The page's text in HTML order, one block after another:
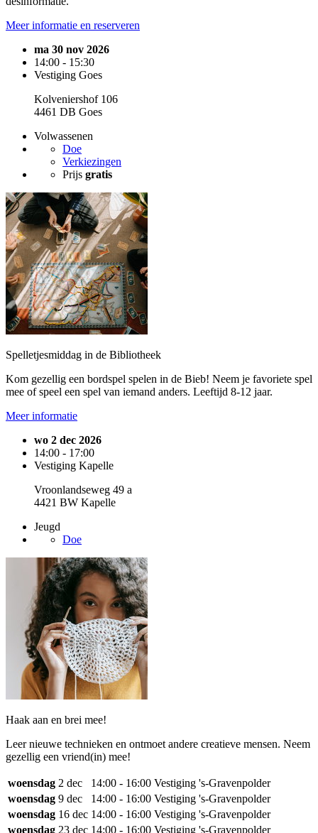
Meer informatie en reserveren
ma 30 nov 2026
14:00 - 15:30
Vestiging Goes
Kolveniershof 106
4461 DB Goes
Volwassenen
Doe
Verkiezingen
Prijs gratis
Spelletjesmiddag in de Bibliotheek
Kom gezellig een bordspel spelen in de Bieb! Neem je favoriete spel
mee of speel een spel van iemand anders. Leeftijd 8-12 jaar.
Meer informatie
wo 2 dec 2026
14:00 - 17:00
Vestiging Kapelle
Vroonlandseweg 49 a
4421 BW Kapelle
Jeugd
Doe
Haak aan en brei mee!
Leer nieuwe technieken en ontmoet andere creatieve mensen. Neem
gezellig een vriend(in) mee!
woensdag 2 dec 14:00 - 16:00 Vestiging 's-Gravenpolder
woensdag 9 dec 14:00 - 16:00 Vestiging 's-Gravenpolder
woensdag 16 dec 14:00 - 16:00 Vestiging 's-Gravenpolder
woensdag 23 dec 14:00 - 16:00 Vestiging 's-Gravenpolder